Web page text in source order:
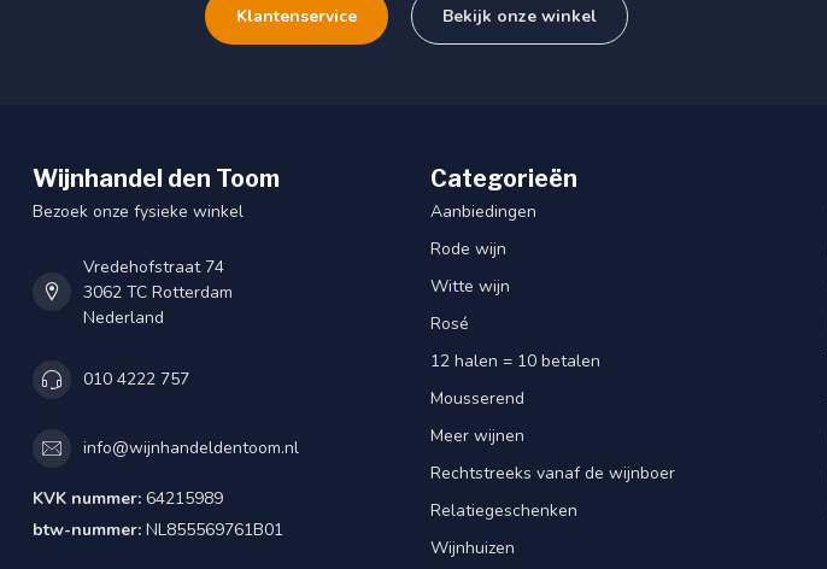
Klantenservice Bekijk onze winkel
Wijnhandel den Toom
Bezoek onze fysieke winkel
Vredehofstraat 74
3062 TC Rotterdam
Nederland
010 4222 757
info@wijnhandeldentoom.nl
KVK nummer: 64215989
btw-nummer: NL855569761B01
Categorieën
Aanbiedingen
Rode wijn
Witte wijn
Rosé
12 halen = 10 betalen
Mousserend
Meer wijnen
Rechtstreeks vanaf de wijnboer
Relatiegeschenken
Wijnhuizen